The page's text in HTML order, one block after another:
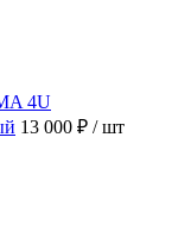
4U
13 000 ₽ / шт